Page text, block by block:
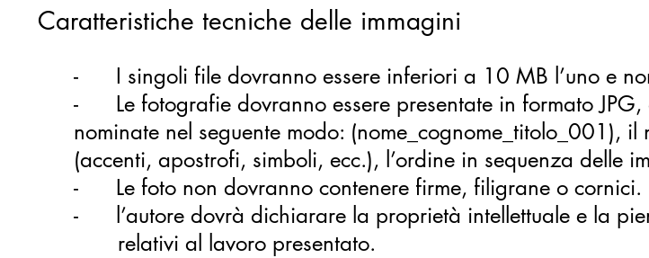
Caratteristiche tecniche delle immagini
- I singoli file dovranno essere inferiori a 10 MB l’uno e
- Le fotografie dovranno essere presentate in formato
nominate nel seguente modo: (nome_cognome_titolo_001),
(accenti, apostrofi, simboli, ecc.), l’ordine in sequenza delle
- Le foto non dovranno contenere firme, filigrane o cornici.
- l’autore dovrà dichiarare la proprietà intellettuale e la
relativi al lavoro presentato.